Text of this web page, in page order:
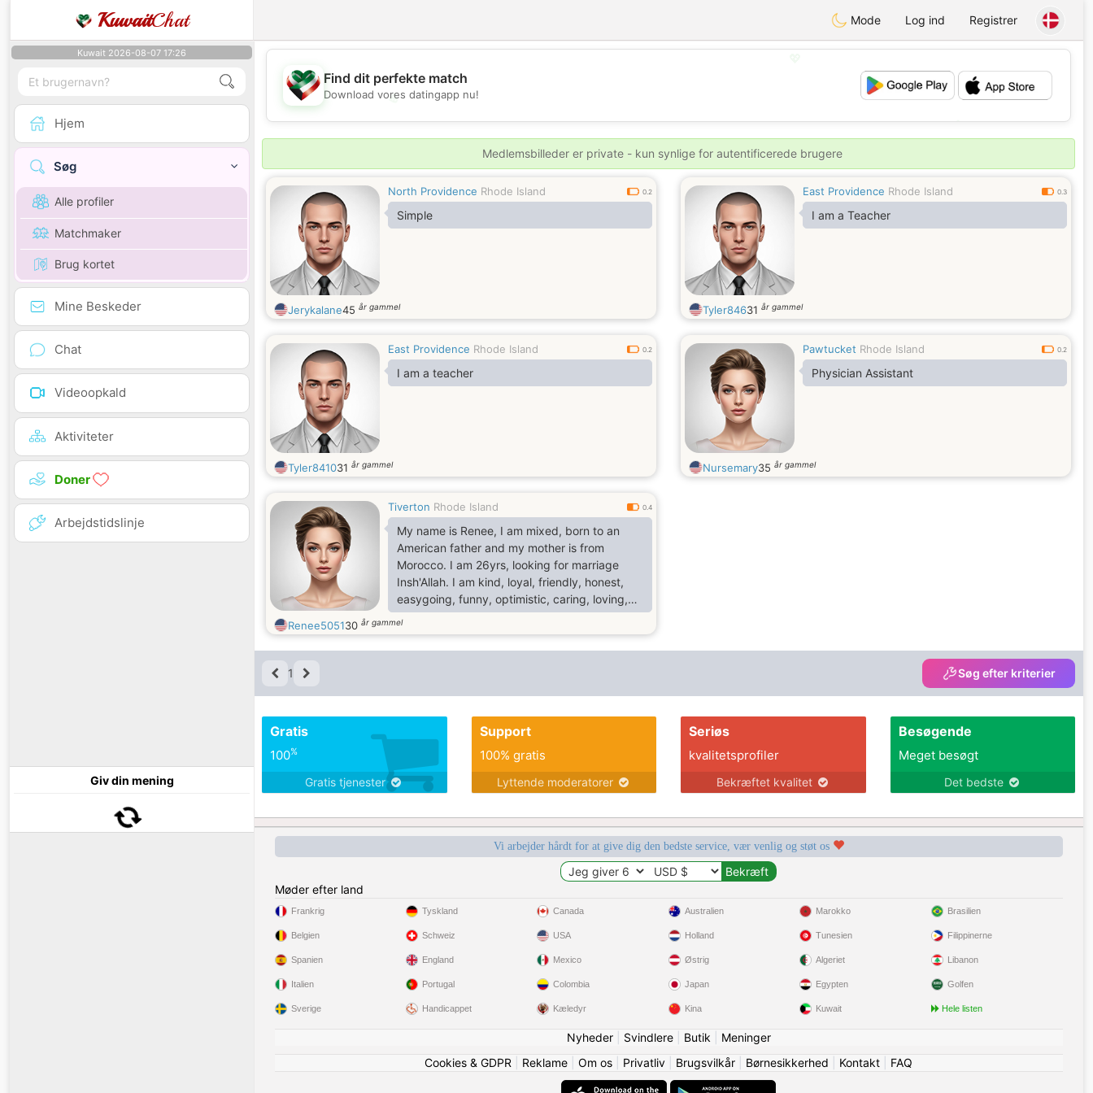
KuwaitChat Mode Log ind Registrer
Kuwait 2026-08-07 17:26
Hjem
Søg
Alle profiler
Matchmaker
Brug kortet
Mine Beskeder
Chat
Videoopkald
Aktiviteter
Doner
Arbejdstidslinje
Giv din mening
💖
💕
💕
Find dit perfekte match
Download vores datingapp nu!
Medlemsbilleder er private - kun synlige for autentificerede brugere
North Providence Rhode Island 0.2
Simple
Jerykalane45 år gammel
East Providence Rhode Island 0.3
I am a Teacher
Tyler84631 år gammel
East Providence Rhode Island 0.2
I am a teacher
Tyler841031 år gammel
Pawtucket Rhode Island 0.2
Physician Assistant
Nursemary35 år gammel
Tiverton Rhode Island 0.4
My name is Renee, I am mixed, born to an
American father and my mother is from
Morocco. I am 26yrs, looking for marriage
Insh'Allah. I am kind, loyal, friendly, honest,
easygoing, funny, optimistic, caring, loving,
smart, intelligent, beautiful in heart. I am a
Muslim(Sunni), I read the Quran and observes
my prayers. I like to read, listen to religious
movies. I like to g
Renee505130 år gammel
1 Søg efter kriterier
Gratis
100%
Gratis tjenester
Support
100% gratis
Lyttende moderatorer
Seriøs
kvalitetsprofiler
Bekræftet kvalitet
Besøgende
Meget besøgt
Det bedste
Vi arbejder hårdt for at give dig den bedste service, vær venlig og støt os
Møder efter land
Frankrig
Belgien
Spanien
Italien
Sverige
Tyskland
Schweiz
England
Portugal
Handicappet
Canada
USA
Mexico
Colombia
Kæledyr
Australien
Holland
Østrig
Japan
Kina
Marokko
Tunesien
Algeriet
Egypten
Kuwait
Brasilien
Filippinerne
Libanon
Golfen
Hele listen
Nyheder| Svindlere| Butik
Meninger
Cookies & GDPR
Reklame Om os Privatliv Brugsvilkår Børnesikkerhed Kontakt FAQ